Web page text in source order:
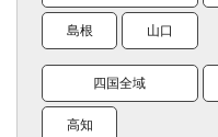
島根 山口
四国全域
高知